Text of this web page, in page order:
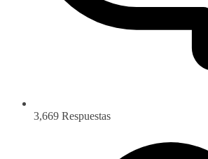
3,669 Respuestas